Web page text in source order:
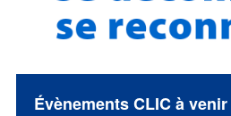
Évènements CLIC à venir